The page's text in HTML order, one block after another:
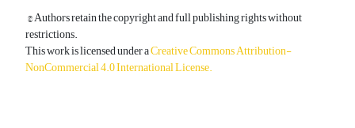
© Authors retain the copyright and full publishing rights without
restrictions.
This work is licensed under aCreative Commons Attribution-
NonCommercial 4.0 International License.